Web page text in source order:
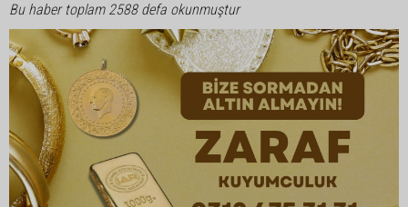
Bu haber toplam 2588 defa okunmuştur